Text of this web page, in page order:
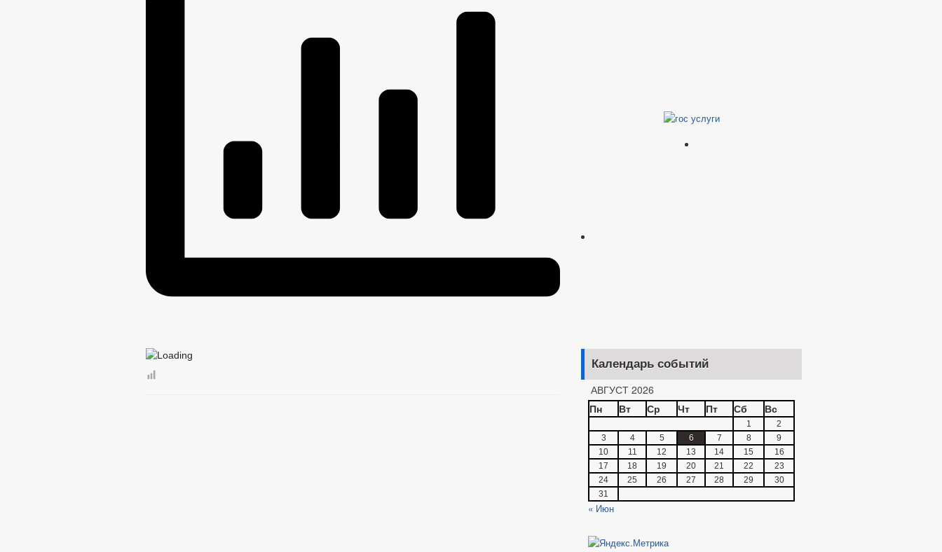
Календарь событий
АВГУСТ 2026
Пн
Вт Ср Чт Пт Сб Вс
1
2
3
4 5 6 7 8
9
10
11 12 13 14 15
16
17
18 19 20 21 22
23
24
25 26 27 28 29
30
31
« Июн